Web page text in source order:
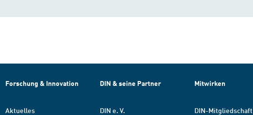
Forschung & Innovation
Aktuelles
DIN & seine Partner
DIN e. V.
Mitwirken
DIN-Mitgliedschaft